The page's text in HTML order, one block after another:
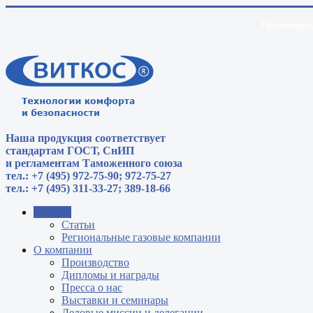
Наша продукция соответствует
стандартам ГОСТ, СнИП
и регламентам Таможенного союза
тел.: +7 (495) 972-75-90; 972-75-27
тел.: +7 (495) 311-33-27; 389-18-66
Статьи
Региональные газовые компании
О компании
Производство
Дипломы и награды
Пресса о нас
Выставки и семинары